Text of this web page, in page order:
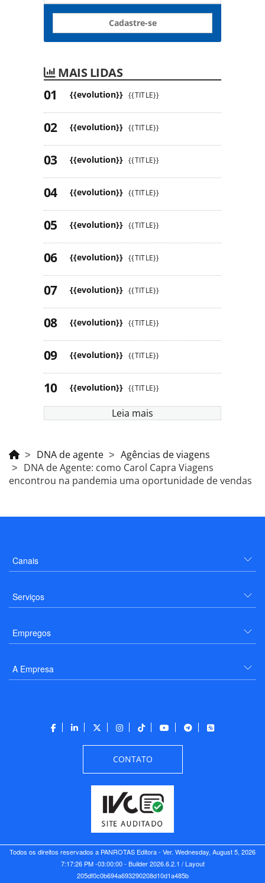
Cadastre-se
MAIS LIDAS
{{evolution}} {{TITLE}}
{{evolution}} {{TITLE}}
{{evolution}} {{TITLE}}
{{evolution}} {{TITLE}}
{{evolution}} {{TITLE}}
{{evolution}} {{TITLE}}
{{evolution}} {{TITLE}}
{{evolution}} {{TITLE}}
{{evolution}} {{TITLE}}
{{evolution}} {{TITLE}}
Leia mais
DNA de agente
Agências de viagens
DNA de Agente: como Carol Capra Viagens
encontrou na pandemia uma oportunidade de vendas
Canais
Serviços
Empregos
A Empresa
CONTATO
Todos os direitos reservados a PANROTAS Editora - Ver. Wednesday, August 5, 2026
7:17:26 PM -03:00:00 - Builder 2026.6.2.1 / Layout
205df0c0b694a693290208d10d1a485b